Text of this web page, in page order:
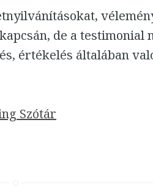
de a testimonial
értékelés általában
Szótár